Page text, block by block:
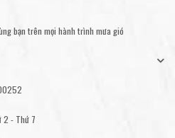
bạn trên mọi hành trình mưa gió
2 - Thứ 7